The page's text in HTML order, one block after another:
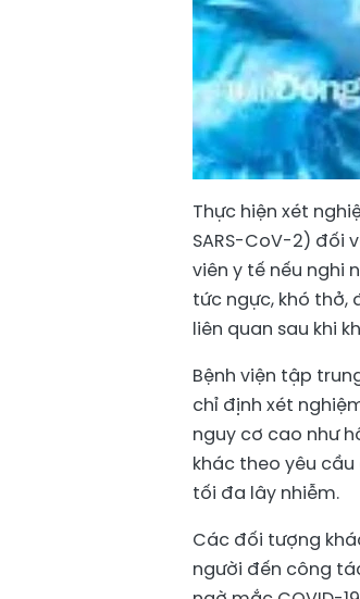
Thực hiện xét
SARS-CoV-2) đối
viên y tế nếu nghi
tức ngực, khó thở,
liên quan sau khi
Bệnh viện tập
chỉ định xét
nguy cơ cao như
khác theo yêu
tối đa lây nhiễm.
Các đối tượng
người đến công